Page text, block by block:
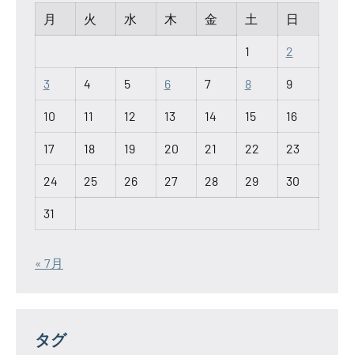
月
火 水 木 金 土 日
1 2
3 4 5 6 7 8 9
10 11 12 13 14 15 16
17 18 19 20 21 22 23
24 25 26 27 28 29 30
31
« 7月
タグ